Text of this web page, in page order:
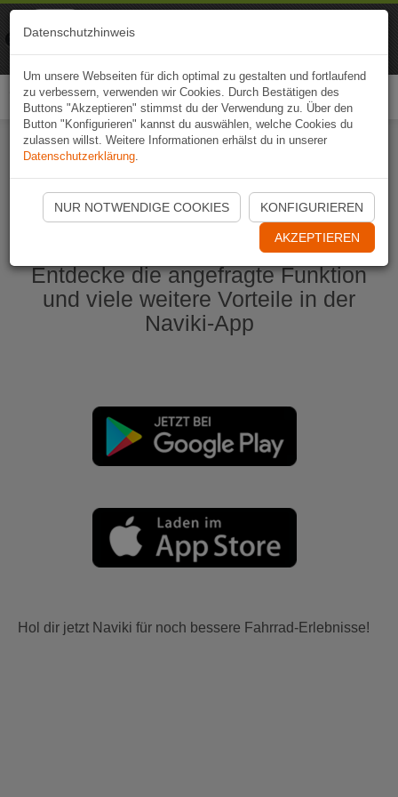
Naviki App jetzt öffnen
Entdecke die angefragte Funktion
und viele weitere Vorteile in der
Naviki-App
Hol dir jetzt Naviki für noch bessere Fahrrad-Erlebnisse!
Datenschutzhinweis
Um unsere Webseiten für dich optimal zu gestalten und fortlaufend
zu verbessern, verwenden wir Cookies. Durch Bestätigen des
Buttons "Akzeptieren" stimmst du der Verwendung zu. Über den
Button "Konfigurieren" kannst du auswählen, welche Cookies du
zulassen willst. Weitere Informationen erhälst du in unserer
Datenschutzerklärung.
NUR NOTWENDIGE COOKIES KONFIGURIEREN
AKZEPTIEREN
Naviki